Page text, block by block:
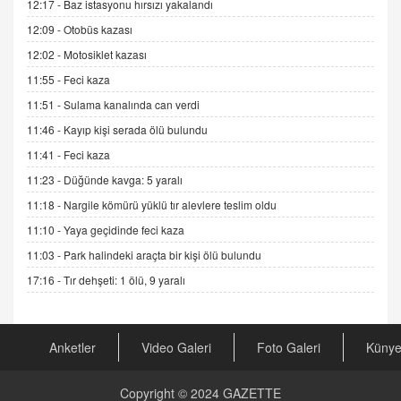
Sednaya
11.12.2024 12:30
DR. EKREM ASLAN
Gerçek Ne, Algı Ne? "Beraber Yürüyoruz"
Cümlesinin Peşinden
19.07.2025 12:45
GÖNÜL MENEKŞE
Şifacının Yolu
04.11.2025 12:56
AV. RÜMEYSA ÖZKALE
Kira Uyuşmazlıklarında Dava Açmadan Önce
Arabulucuya Başvuru Şartı
CAN UĞURATEŞ
Değişen yapısıyla Suriye
12:17 - Baz istasyonu hırsızı yakalandı
12:09 -Otobüs kazası
12:02 - Motosiklet kazası
11:55 - Feci kaza
11:51 -Sulama kanalında can verdi
11:46 - Kayıp kişi serada ölü bulundu
11:41 - Feci kaza
11:23 - Düğünde kavga: 5 yaralı
11:18 - Nargile kömürü yüklü tır alevlere teslim oldu
11:10 -Yaya geçidinde feci kaza
11:03 - Park halindeki araçta bir kişi ölü bulundu
17:16 -Tır dehşeti: 1 ölü, 9 yaralı
Anketler Video Galeri Foto Galeri Künye
Copyright © 2024 GAZETTE